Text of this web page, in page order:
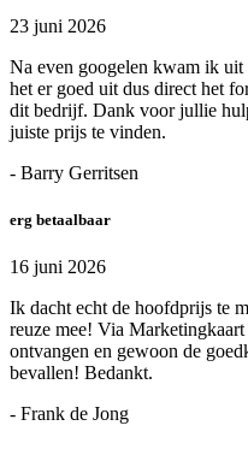
23 juni 2026
Na even googelen kwam ik
het er goed uit dus direct het
dit bedrijf. Dank voor jullie
juiste prijs te vinden.
- Barry Gerritsen
erg betaalbaar
16 juni 2026
Ik dacht echt de hoofdprijs te
reuze mee! Via
ontvangen en gewoon de
bevallen! Bedankt.
- Frank de Jong